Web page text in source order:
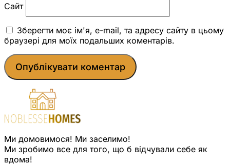
Сайт
Зберегти моє ім'я, e-mail, та адресу сайту в цьому
браузері для моїх подальших коментарів.
Ми домовимося! Ми заселимо!
Ми зробимо все для того, що б відчували себе як
вдома!